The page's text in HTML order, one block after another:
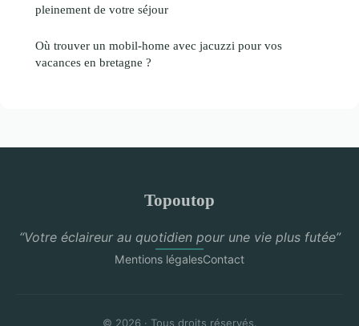
pleinement de votre séjour
Où trouver un mobil-home avec jacuzzi pour vos
vacances en bretagne ?
Topoutop
“Votre éclaireur au quotidien pour une vie plus futée”
Mentions légalesContact
© 2026 · Tous droits réservés.